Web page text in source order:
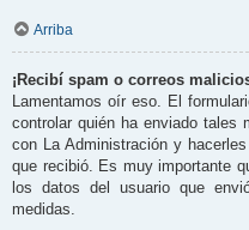
Arriba
¡Recibí spam o correos
Lamentamos oír eso. El
controlar quién ha enviado tales
con La Administración y
que recibió. Es muy importante
los datos del usuario que
medidas.